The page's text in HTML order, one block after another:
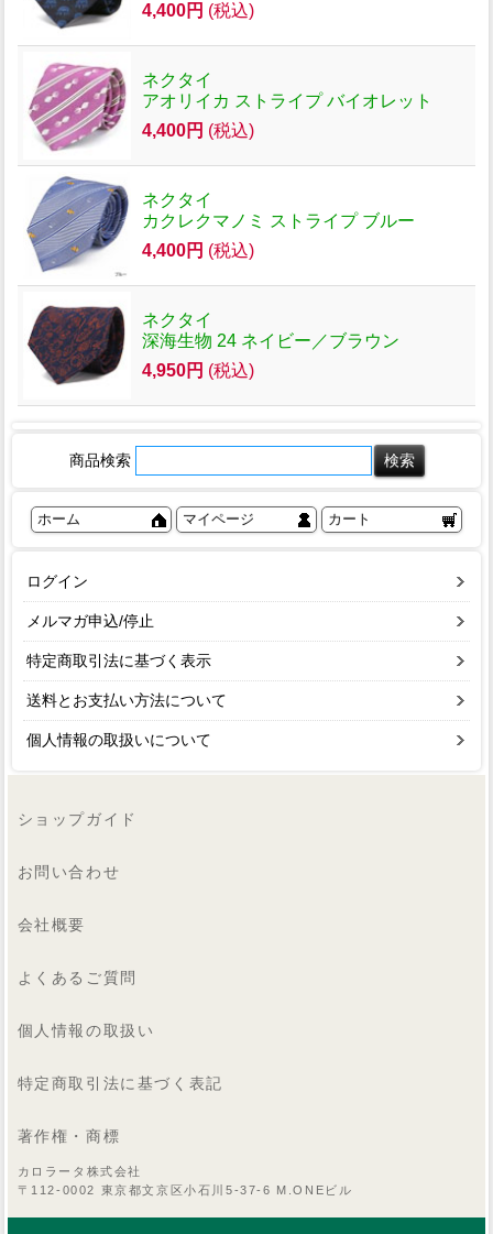
4,400円 (税込)
ネクタイ
アオリイカ ストライプ バイオレット
4,400円 (税込)
ネクタイ
カクレクマノミ ストライプ ブルー
4,400円 (税込)
ネクタイ
深海生物 24 ネイビー／ブラウン
4,950円 (税込)
商品検索
ホーム マイページ カート
ログイン
メルマガ申込/停止
特定商取引法に基づく表示
送料とお支払い方法について
個人情報の取扱いについて
ショップガイド
お問い合わせ
会社概要
よくあるご質問
個人情報の取扱い
特定商取引法に基づく表記
著作権・商標
カロラータ株式会社
〒112-0002 東京都文京区小石川5-37-6 M.ONEビル